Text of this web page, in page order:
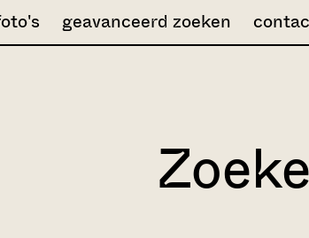
geavanceerd zoeken